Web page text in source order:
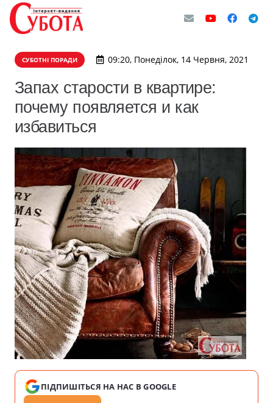
СУБОТНІ ПОРАДИ 09:20, Понеділок, 14 Червня, 2021
Запах старости в квартире:
почему появляется и как
избавиться
ПІДПИШІТЬСЯ НА НАС В GOOGLE